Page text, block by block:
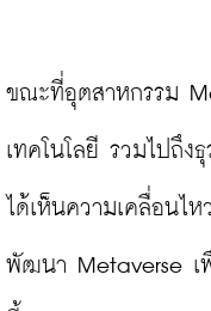
ขณะที่อุตสาหกรรม
เทคโนโลยี รวมไปถึ
ได้เห็นความเคลื่อนไ
พัฒนา Metaverse เ